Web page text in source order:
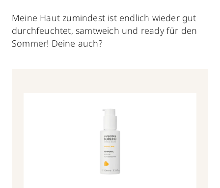
Meine Haut zumindest ist endlich wieder gut
durchfeuchtet, samtweich und ready für den
Sommer! Deine auch?